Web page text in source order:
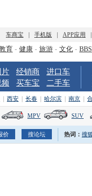
车商宝 手机版 APP应用
育 - 健康 - 旅游 - 文化 - BBS
片 经销商
进口车
买车宝 二手车
西安 长春 哈尔滨 南京
MPV SUV
热词： 搜